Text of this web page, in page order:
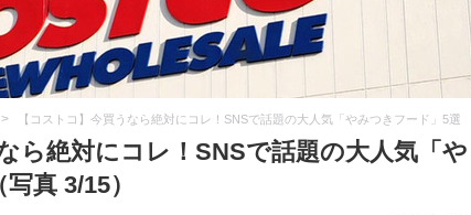
> 【コストコ】今買うなら絶対にコレ！SNSで話題の大人気「やみつきフード」5選
ら絶対にコレ！SNSで話題の大人気「や
真 3/15）